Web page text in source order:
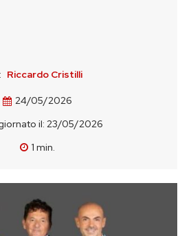
Riccardo Cristilli
24/05/2026
il: 23/05/2026
1 min.